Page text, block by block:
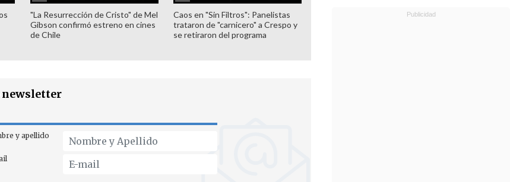
"La Resurrección de Cristo" de Mel
Gibson confirmó estreno en cines
de Chile
Caos en "Sin Filtros": Panelistas
trataron de "carnicero" a Crespo y
se retiraron del programa
newsletter
y apellido